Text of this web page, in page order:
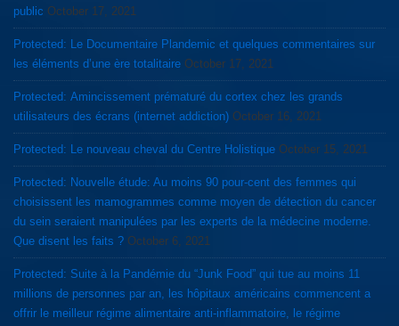
public October 17, 2021
Protected: Le Documentaire Plandemic et quelques commentaires sur
les éléments d’une ère totalitaire October 17, 2021
Protected: Amincissement prématuré du cortex chez les grands
utilisateurs des écrans (internet addiction) October 16, 2021
Protected: Le nouveau cheval du Centre Holistique October 15, 2021
Protected: Nouvelle étude: Au moins 90 pour-cent des femmes qui
choisissent les mamogrammes comme moyen de détection du cancer
du sein seraient manipulées par les experts de la médecine moderne.
Que disent les faits ? October 6, 2021
Protected: Suite à la Pandémie du “Junk Food” qui tue au moins 11
millions de personnes par an, les hôpitaux américains commencent a
offrir le meilleur régime alimentaire anti-inflammatoire, le régime